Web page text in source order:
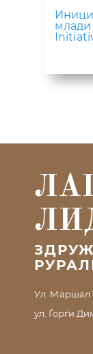
Ул. Маршал
ул. Ѓорѓи